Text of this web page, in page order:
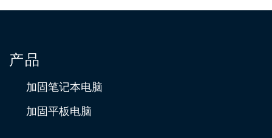
产品
加固笔记本电脑
加固平板电脑